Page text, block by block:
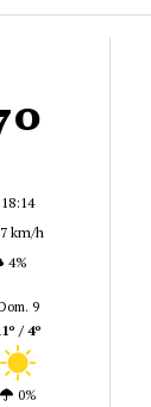
18:14
km/h
4%
9
/ 4º
0%